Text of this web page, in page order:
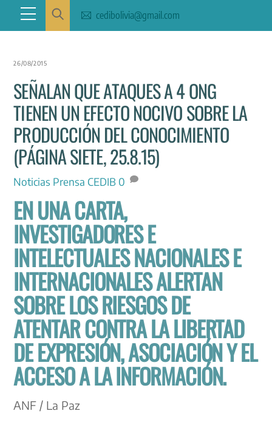
content
Menu cedibolivia@gmail.com
26/08/2015
SEÑALAN QUE ATAQUES A 4 ONG
TIENEN UN EFECTO NOCIVO SOBRE LA
PRODUCCIÓN DEL CONOCIMIENTO
(PÁGINA SIETE, 25.8.15)
Noticias Prensa CEDIB 0
EN UNA CARTA,
INVESTIGADORES E
INTELECTUALES NACIONALES E
INTERNACIONALES ALERTAN
SOBRE LOS RIESGOS DE
ATENTAR CONTRA LA LIBERTAD
DE EXPRESIÓN, ASOCIACIÓN Y EL
ACCESO A LA INFORMACIÓN.
ANF / La Paz